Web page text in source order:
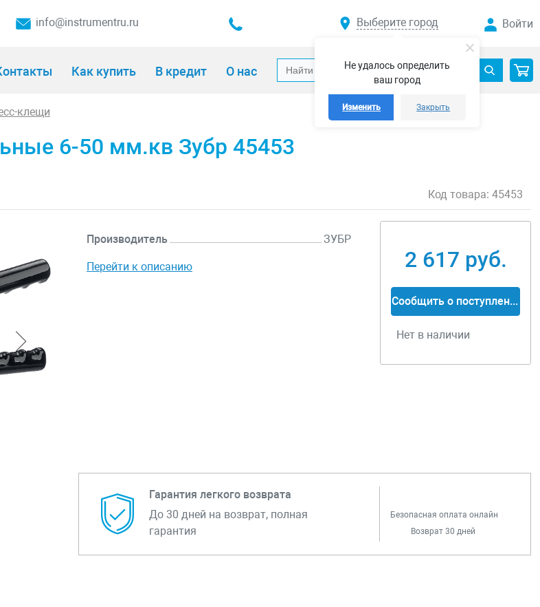
Не удалось определить
ваш город
Изменить Закрыть
info@instrumentru.ru Выберите город Войти
Как купить В кредит О нас
клещи
6-50 мм.кв Зубр 45453
Код товара: 45453
Производитель ЗУБР
Перейти к описанию 2 617 руб.
Сообщить о поступлении
Нет в наличии
Гарантия легкого возврата
До 30 дней на возврат, полная
гарантия
Безопасная оплата онлайн
Возврат 30 дней